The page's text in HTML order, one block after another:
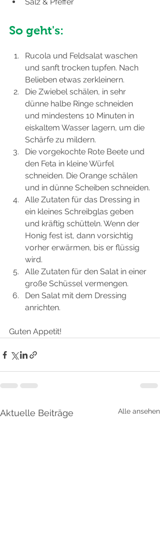
So geht's:
Rucola und Feldsalat waschen
und sanft trocken tupfen. Nach
Belieben etwas zerkleinern.
Die Zwiebel schälen, in sehr
dünne halbe Ringe schneiden
und mindestens 10 Minuten in
eiskaltem Wasser lagern, um die
Schärfe zu mildern.
Die vorgekochte Rote Beete und
den Feta in kleine Würfel
schneiden. Die Orange schälen
und in dünne Scheiben schneiden.
Alle Zutaten für das Dressing in
ein kleines Schreibglas geben
und kräftig schütteln. Wenn der
Honig fest ist, dann vorsichtig
vorher erwärmen, bis er flüssig
wird.
Alle Zutaten für den Salat in einer
große Schüssel vermengen.
Den Salat mit dem Dressing
anrichten.
Guten Appetit!
Aktuelle Beiträge Alle ansehen